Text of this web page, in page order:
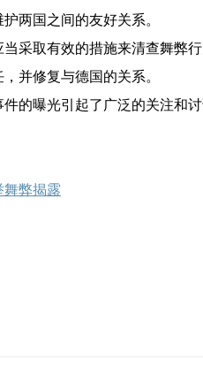
两国之间的友好关系。
采取有效的措施来清查舞弊
并修复与德国的关系。
的曝光引起了广泛的关注和
舞弊揭露